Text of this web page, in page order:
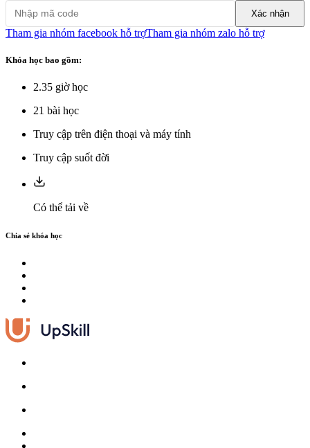
Xác nhận
Tham gia nhóm facebook hỗ trợTham gia nhóm zalo hỗ trợ
Khóa học bao gồm:
2.35 giờ học
21 bài học
Truy cập trên điện thoại và máy tính
Truy cập suốt đời
Có thể tải về
Chia sẻ khóa học